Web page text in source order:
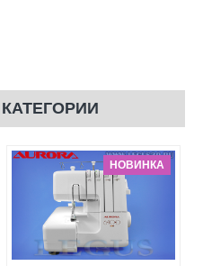
НОВИНКА